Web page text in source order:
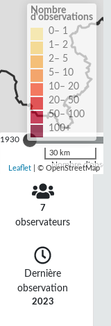
1930
Nombre
Nombre
d'observations
0– 1
1– 2
2– 5
5– 10
10– 20
20– 50
50– 100
100+
30 km
Leaflet | © OpenStreetMap
7
observateurs
Dernière
observation
2023